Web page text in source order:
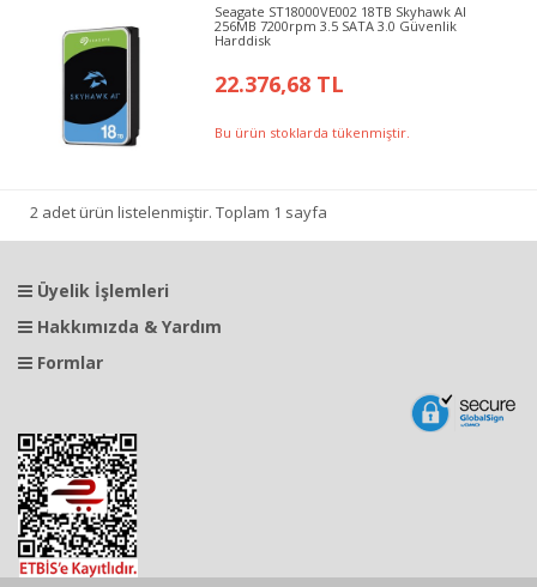
Seagate ST18000VE002 18TB Skyhawk AI
256MB 7200rpm 3.5 SATA 3.0 Güvenlik
Harddisk
22.376,68 TL
Bu ürün stoklarda tükenmiştir.
2 adet ürün listelenmiştir. Toplam 1 sayfa
Üyelik İşlemleri
Hakkımızda & Yardım
Formlar